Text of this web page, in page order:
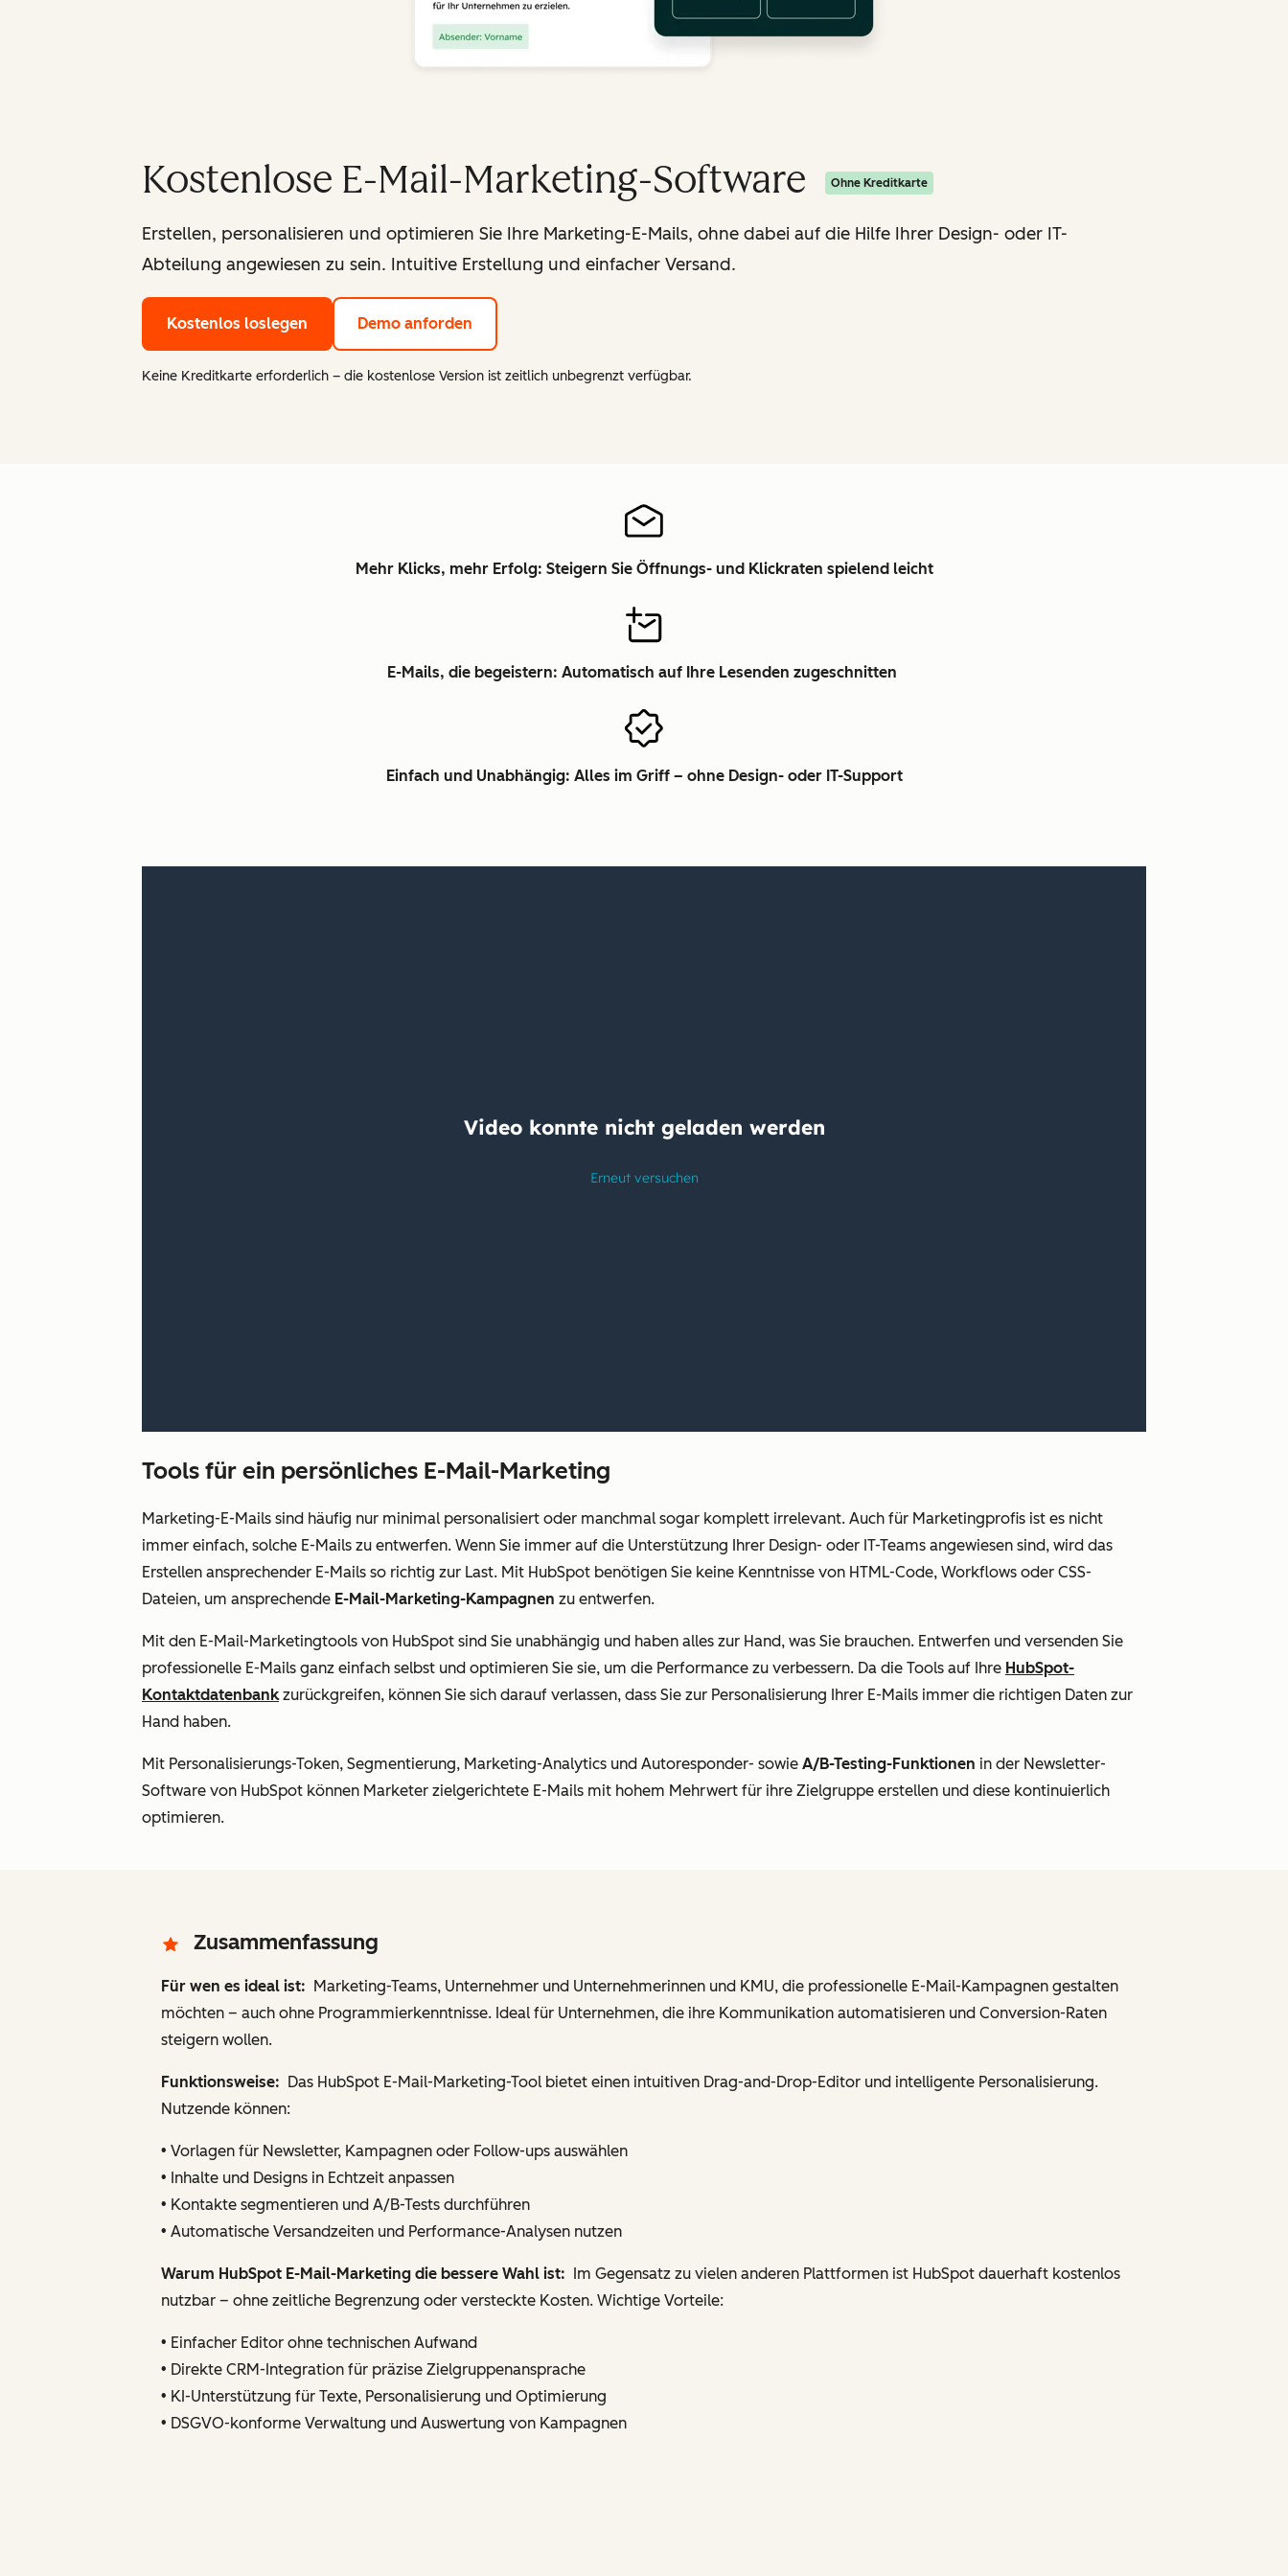
Kostenlose E-Mail-Marketing-Software Ohne Kreditkarte
Erstellen, personalisieren und optimieren Sie Ihre Marketing-E-Mails, ohne dabei auf die Hilfe Ihrer Design- oder IT-
Abteilung angewiesen zu sein. Intuitive Erstellung und einfacher Versand.
Kostenlos loslegen Demo anforden
Keine Kreditkarte erforderlich – die kostenlose Version ist zeitlich unbegrenzt verfügbar.
Mehr Klicks, mehr Erfolg: Steigern Sie Öffnungs- und Klickraten spielend leicht
E-Mails, die begeistern: Automatisch auf Ihre Lesenden zugeschnitten
Einfach und Unabhängig: Alles im Griff – ohne Design- oder IT-Support
Tools für ein persönliches E-Mail-Marketing
Marketing-E-Mails sind häufig nur minimal personalisiert oder manchmal sogar komplett irrelevant. Auch für Marketingprofis ist es nicht
immer einfach, solche E-Mails zu entwerfen. Wenn Sie immer auf die Unterstützung Ihrer Design- oder IT-Teams angewiesen sind, wird das
Erstellen ansprechender E-Mails so richtig zur Last. Mit HubSpot benötigen Sie keine Kenntnisse von HTML-Code, Workflows oder CSS-
Dateien, um ansprechende E-Mail-Marketing-Kampagnen zu entwerfen.
Mit den E-Mail-Marketingtools von HubSpot sind Sie unabhängig und haben alles zur Hand, was Sie brauchen. Entwerfen und versenden Sie
professionelle E-Mails ganz einfach selbst und optimieren Sie sie, um die Performance zu verbessern. Da die Tools auf Ihre HubSpot-
Kontaktdatenbankzurückgreifen, können Sie sich darauf verlassen, dass Sie zur Personalisierung Ihrer E-Mails immer die richtigen Daten zur
Hand haben.
Mit Personalisierungs-Token, Segmentierung, Marketing-Analytics und Autoresponder- sowie A/B-Testing-Funktionen in der Newsletter-
Software von HubSpot können Marketer zielgerichtete E-Mails mit hohem Mehrwert für ihre Zielgruppe erstellen und diese kontinuierlich
optimieren.
Zusammenfassung
Für wen es ideal ist: Marketing-Teams, Unternehmer und Unternehmerinnen und KMU, die professionelle E-Mail-Kampagnen gestalten
möchten – auch ohne Programmierkenntnisse. Ideal für Unternehmen, die ihre Kommunikation automatisieren und Conversion-Raten
steigern wollen.
Funktionsweise: Das HubSpot E-Mail-Marketing-Tool bietet einen intuitiven Drag-and-Drop-Editor und intelligente Personalisierung.
Nutzende können:
• Vorlagen für Newsletter, Kampagnen oder Follow-ups auswählen
• Inhalte und Designs in Echtzeit anpassen
• Kontakte segmentieren und A/B-Tests durchführen
• Automatische Versandzeiten und Performance-Analysen nutzen
Warum HubSpot E-Mail-Marketing die bessere Wahl ist:
Im Gegensatz zu vielen anderen Plattformen ist HubSpot dauerhaft kostenlos
nutzbar – ohne zeitliche Begrenzung oder versteckte Kosten. Wichtige Vorteile:
• Einfacher Editor ohne technischen Aufwand
• Direkte CRM-Integration für präzise Zielgruppenansprache
• KI-Unterstützung für Texte, Personalisierung und Optimierung
• DSGVO-konforme Verwaltung und Auswertung von Kampagnen